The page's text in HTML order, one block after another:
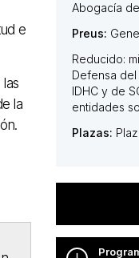
e
la
Abogacía
Preus:
Reducido:
Defensa del
IDHC y de
entidades
Plazas: